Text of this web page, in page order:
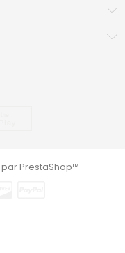
PrestaShop™